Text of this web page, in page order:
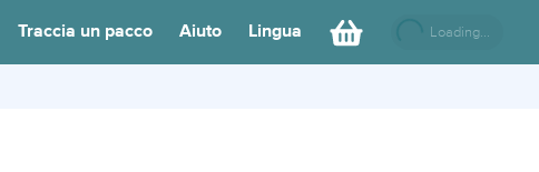
Traccia un pacco Aiuto Lingua Loading...